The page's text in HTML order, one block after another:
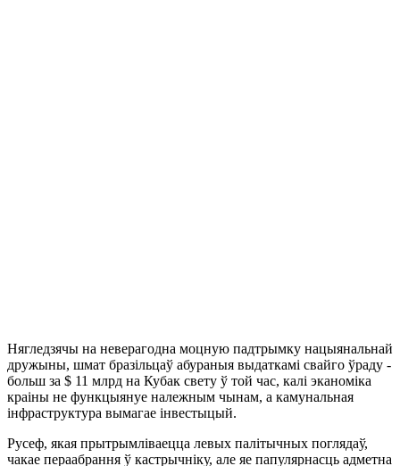
Нягледзячы на неверагодна моцную падтрымку нацыянальнай
дружыны, шмат бразільцаў абураныя выдаткамі свайго ўраду ‑
больш за $ 11 млрд на Кубак свету ў той час, калі эканоміка
краіны не функцыянуе належным чынам, а камунальная
інфраструктура вымагае інвестыцый.
Русеф, якая прытрымліваецца левых палітычных поглядаў,
чакае пераабрання ў кастрычніку, але яе папулярнасць адметна